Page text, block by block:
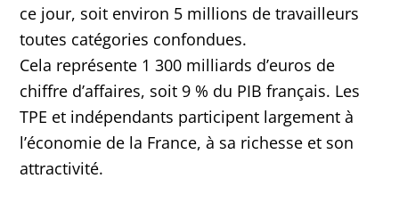
ce jour, soit environ 5 millions de travailleurs
toutes catégories confondues.
Cela représente 1 300 milliards d’euros de
chiffre d’affaires, soit 9 % du PIB français. Les
TPE et indépendants participent largement à
l’économie de la France, à sa richesse et son
attractivité.